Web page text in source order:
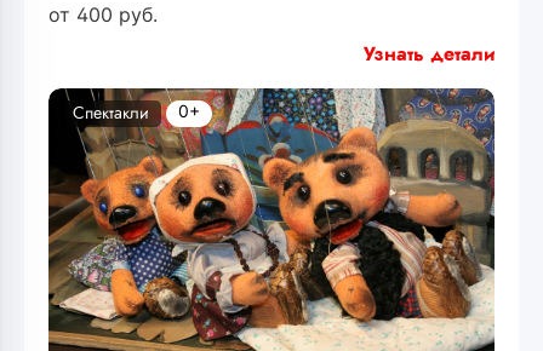
от 400 руб.
Узнать детали
Спектакли 0+